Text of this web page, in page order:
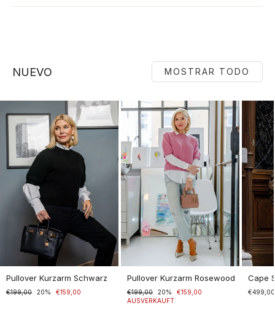
NUEVO MOSTRAR TODO
Pullover Kurzarm Schwarz
Normaler
€199,00
Sonderpreis20% €159,00
Pullover Kurzarm Rosewood
Normaler
Preis
€199,00
Sonderpreis20%
€159,00
AUSVERKAUFT
Cape
€499,00